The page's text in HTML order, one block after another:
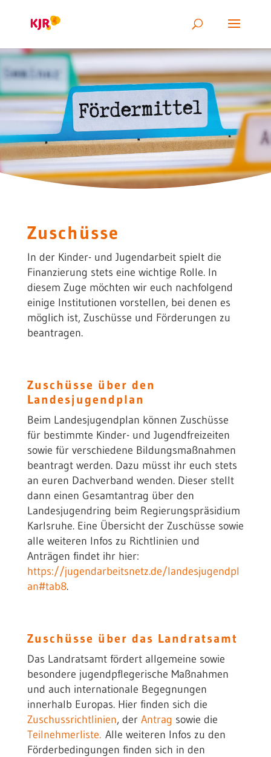
Zuschüsse
In der Kinder- und Jugendarbeit spielt die
Finanzierung stets eine wichtige Rolle. In
diesem Zuge möchten wir euch nachfolgend
einige Institutionen vorstellen, bei denen es
möglich ist, Zuschüsse und Förderungen zu
beantragen.
Zuschüsse über den
Landesjugendplan
Beim Landesjugendplan können Zuschüsse
für bestimmte Kinder- und Jugendfreizeiten
sowie für verschiedene Bildungsmaßnahmen
beantragt werden. Dazu müsst ihr euch stets
an euren Dachverband wenden. Dieser stellt
dann einen Gesamtantrag über den
Landesjugendring beim Regierungspräsidium
Karlsruhe. Eine Übersicht der Zuschüsse sowie
alle weiteren Infos zu Richtlinien und
Anträgen findet ihr hier:
https://jugendarbeitsnetz.de/landesjugendpl
an#tab8.
Zuschüsse über das Landratsamt
Das Landratsamt fördert allgemeine sowie
besondere jugendpflegerische Maßnahmen
und auch internationale Begegnungen
innerhalb Europas. Hier finden sich die
Zuschussrichtlinien, der Antrag sowie die
Teilnehmerliste.Alle weiteren Infos zu den
Förderbedingungen finden sich in den